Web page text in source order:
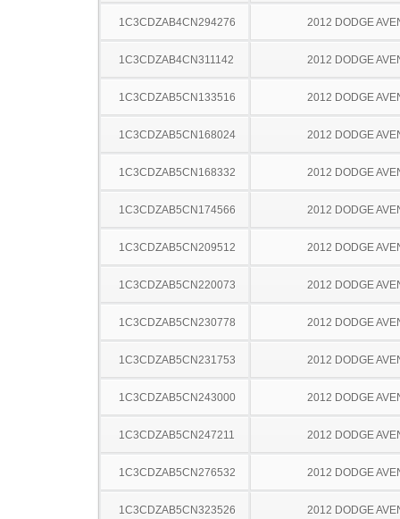
1C3CDZAB4CN294276 2012 DODGE
1C3CDZAB4CN311142 2012 DODGE
1C3CDZAB5CN133516 2012 DODGE
1C3CDZAB5CN168024 2012 DODGE
1C3CDZAB5CN168332 2012 DODGE
1C3CDZAB5CN174566 2012 DODGE
1C3CDZAB5CN209512 2012 DODGE
1C3CDZAB5CN220073 2012 DODGE
1C3CDZAB5CN230778 2012 DODGE
1C3CDZAB5CN231753 2012 DODGE
1C3CDZAB5CN243000 2012 DODGE
1C3CDZAB5CN247211 2012 DODGE
1C3CDZAB5CN276532 2012 DODGE
1C3CDZAB5CN323526 2012 DODGE